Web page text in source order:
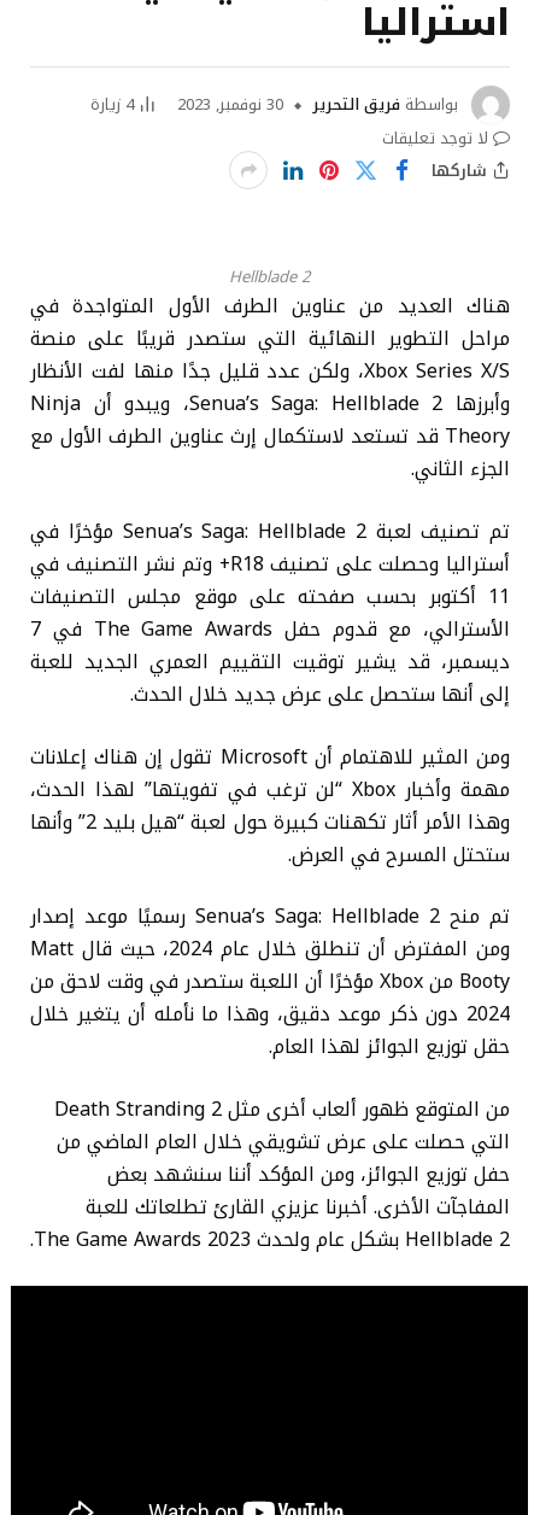
استراليا
بواسطة فريق التحرير 30 نوفمبر, 2023 4 زيارة
لا توجد تعليقات
شاركها
Hellblade 2
هناك العديد من عناوين الطرف الأول المتواجدة في
مراحل التطوير النهائية التي ستصدر قريبًا على منصة
Xbox Series X/S، ولكن عدد قليل جدًا منها لفت الأنظار
وأبرزها Senua’s Saga: Hellblade 2، ويبدو أن Ninja
Theory قد تستعد لاستكمال إرث عناوين الطرف الأول مع
الجزء الثاني.
تم تصنيف لعبة Senua’s Saga: Hellblade 2 مؤخرًا في
أستراليا وحصلت على تصنيف R18+ وتم نشر التصنيف في
11 أكتوبر بحسب صفحته على موقع مجلس التصنيفات
الأسترالي، مع قدوم حفل The Game Awards في 7
ديسمبر، قد يشير توقيت التقييم العمري الجديد للعبة
إلى أنها ستحصل على عرض جديد خلال الحدث.
ومن المثير للاهتمام أن Microsoft تقول إن هناك إعلانات
مهمة وأخبار Xbox “لن ترغب في تفويتها” لهذا الحدث،
وهذا الأمر أثار تكهنات كبيرة حول لعبة “هيل بليد 2” وأنها
ستحتل المسرح في العرض.
تم منح Senua’s Saga: Hellblade 2 رسميًا موعد إصدار
ومن المفترض أن تنطلق خلال عام 2024، حيث قال Matt
Booty من Xbox مؤخرًا أن اللعبة ستصدر في وقت لاحق من
2024 دون ذكر موعد دقيق، وهذا ما نأمله أن يتغير خلال
حقل توزيع الجوائز لهذا العام.
من المتوقع ظهور ألعاب أخرى مثل Death Stranding 2
التي حصلت على عرض تشويقي خلال العام الماضي من
حفل توزيع الجوائز، ومن المؤكد أننا سنشهد بعض
المفاجآت الأخرى. أخبرنا عزيزي القارئ تطلعاتك للعبة
Hellblade 2 بشكل عام ولحدث The Game Awards 2023.